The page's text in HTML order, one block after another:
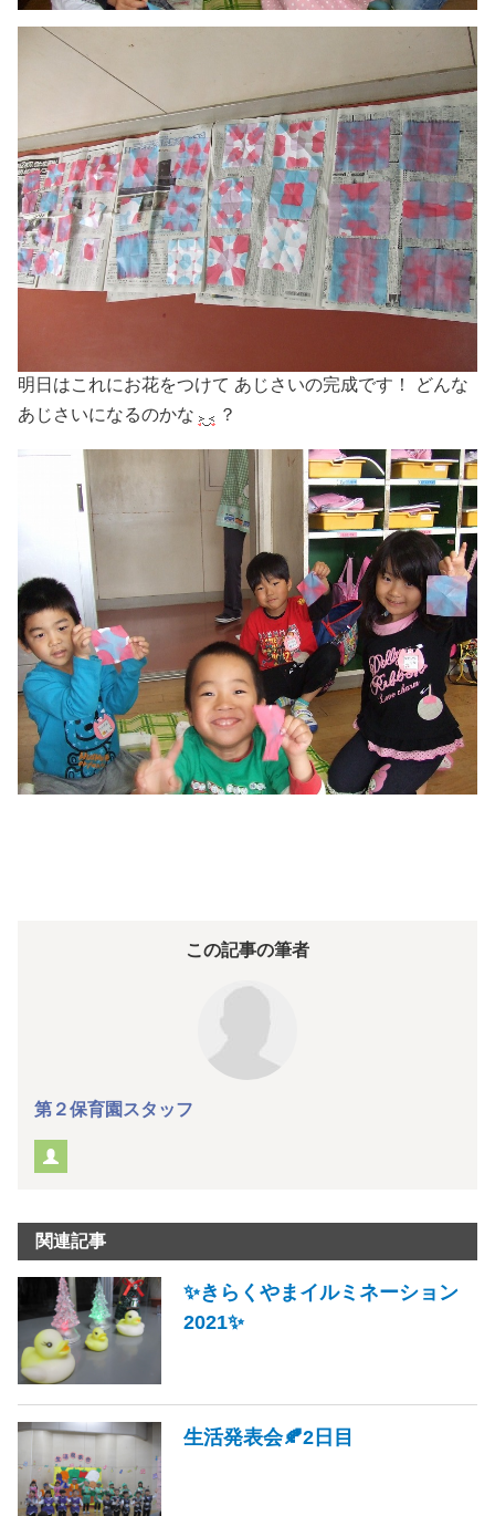
明日はこれにお花をつけて あじさいの完成です！ どんな
あじさいになるのかな
？
この記事の筆者
第２保育園スタッフ
関連記事
✨きらくやまイルミネーション
2021✨
生活発表会🍂2日目